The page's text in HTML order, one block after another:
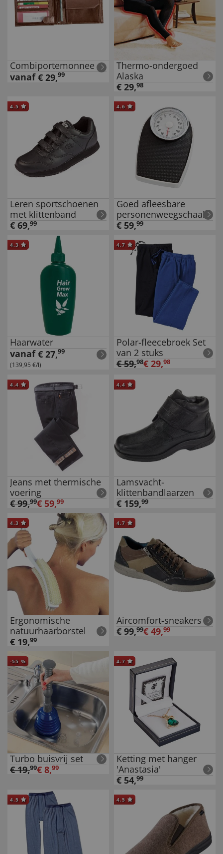
Combiportemonnee
vanaf € 29,99
Thermo-ondergoed
Alaska
€ 29,98
4.5
Leren sportschoenen
met klittenband
€ 69,99
4.6
Goed afleesbare
personenweegschaal
€ 59,99
4.3
Haarwater
vanaf € 27,99
(139,95 €/l)
4.7
Polar-fleecebroek Set
van 2 stuks
€59,98€ 29,98
4.4
Jeans met thermische
voering
€99,99€ 59,99
4.4
Lamsvacht-
klittenbandlaarzen
€ 159,99
4.3
Ergonomische
natuurhaarborstel
€ 19,99
4.7
Aircomfort-sneakers
€99,99€ 49,99
-55 %
Turbo buisvrij set
€19,99€ 8,99
4.7
Ketting met hanger
'Anastasia'
€ 54,99
4.5 4.5